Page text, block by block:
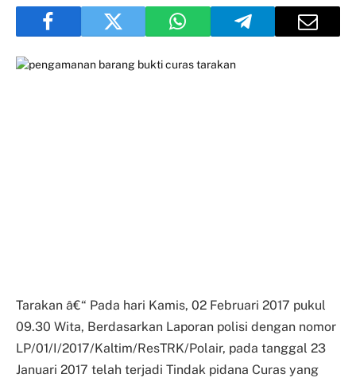
Tarakan â€“ Pada hari Kamis, 02 Februari 2017 pukul
09.30 Wita, Berdasarkan Laporan polisi dengan nomor
LP/01/I/2017/Kaltim/ResTRK/Polair, pada tanggal 23
Januari 2017 telah terjadi Tindak pidana Curas yang